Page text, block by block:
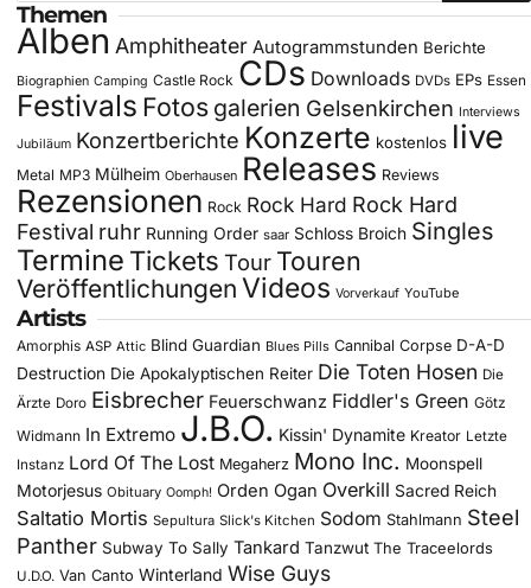
Themen
Alben Amphitheater Autogrammstunden Berichte
Biographien Camping Castle Rock CDs Downloads DVDs EPs Essen
Festivals Fotos galerien Gelsenkirchen Interviews
Jubiläum Konzertberichte Konzerte kostenlos live
Metal MP3 Mülheim Oberhausen Releases Reviews
Rezensionen Rock Rock Hard Rock Hard
Festival ruhr Running Order saar Schloss Broich Singles
Termine Tickets Tour Touren
Veröffentlichungen Videos Vorverkauf YouTube
Artists
Amorphis ASP Attic Blind Guardian Blues Pills Cannibal Corpse D-A-D
Destruction Die Apokalyptischen Reiter Die Toten Hosen Die
Ärzte Doro Eisbrecher Feuerschwanz Fiddler's Green Götz
Widmann In Extremo J.B.O. Kissin' Dynamite Kreator Letzte
Instanz Lord Of The Lost Megaherz Mono Inc. Moonspell
Motorjesus Obituary Oomph! Orden Ogan Overkill Sacred Reich
Saltatio Mortis Sepultura Slick's Kitchen Sodom Stahlmann Steel
Panther Subway To Sally Tankard Tanzwut The Traceelords
U.D.O. Van Canto Winterland Wise Guys